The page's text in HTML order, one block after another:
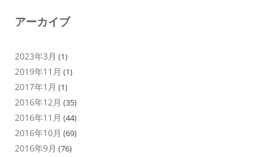
アーカイブ
2023年3月 (1)
2019年11月 (1)
2017年1月 (1)
2016年12月 (35)
2016年11月 (44)
2016年10月 (69)
2016年9月 (76)